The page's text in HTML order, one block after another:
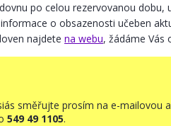
po celou rezervovanou dobu,
o obsazenosti učeben
najdete na webu, žádáme Vás
směřujte prosím na e-mailovou
549 49 1105.